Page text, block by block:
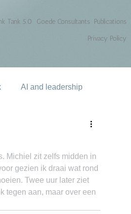
Tank 5.0 Goede Consultants Publications
Privacy Policy
AI and leadership
Michiel zit zelfs midden in
gezien ik draai wat rond
Twee uur later ziet
tegen aan, maar over een